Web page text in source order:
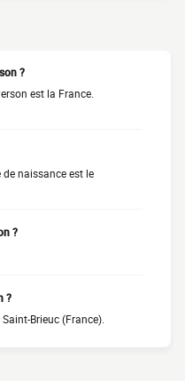
?
est la France.
naissance est le
?
?
Brieuc (France).